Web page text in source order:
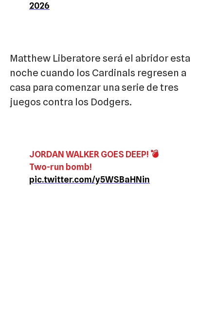
2026
Matthew Liberatore será el abridor esta
noche cuando los Cardinals regresen a
casa para comenzar una serie de tres
juegos contra los Dodgers.
JORDAN WALKER GOES DEEP! 💣
Two-run bomb!
pic.twitter.com/y5WSBaHNin